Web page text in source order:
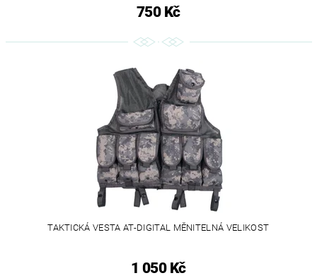
750 Kč
TAKTICKÁ VESTA AT-DIGITAL MĚNITELNÁ VELIKOST
1 050 Kč